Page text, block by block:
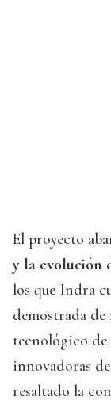
El proyecto
y la evolución
los que Indra
demostrada de
tecnológico de
innovadoras
resaltado la